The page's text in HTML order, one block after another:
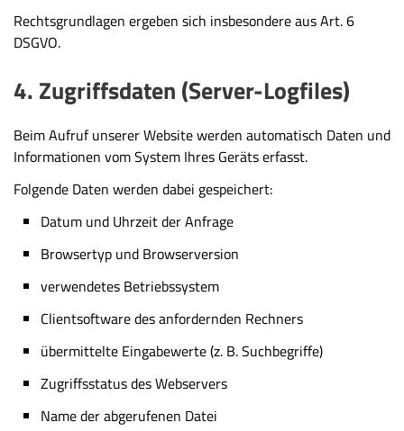
Rechtsgrundlagen ergeben sich insbesondere aus Art. 6
DSGVO.
4. Zugriffsdaten (Server-Logfiles)
Beim Aufruf unserer Website werden automatisch Daten und
Informationen vom System Ihres Geräts erfasst.
Folgende Daten werden dabei gespeichert:
Datum und Uhrzeit der Anfrage
Browsertyp und Browserversion
verwendetes Betriebssystem
Clientsoftware des anfordernden Rechners
übermittelte Eingabewerte (z. B. Suchbegriffe)
Zugriffsstatus des Webservers
Name der abgerufenen Datei